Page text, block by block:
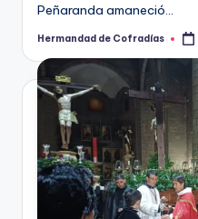
Peñaranda amaneció…
Publicado
Hermandad de Cofradías